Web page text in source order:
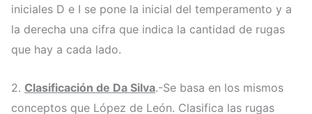
iniciales D e I se pone la inicial del temperamento y a
la derecha una cifra que indica la cantidad de rugas
que hay a cada lado.
2. Clasificación de Da Silva.-Se basa en los mismos
conceptos que López de León. Clasifica las rugas